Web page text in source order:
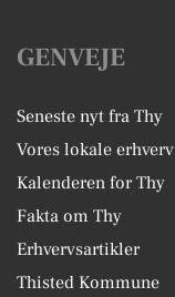
GENVEJE
Seneste nyt fra Thy
Vores lokale erhverv
Kalenderen for Thy
Fakta om Thy
Erhvervsartikler
Thisted Kommune